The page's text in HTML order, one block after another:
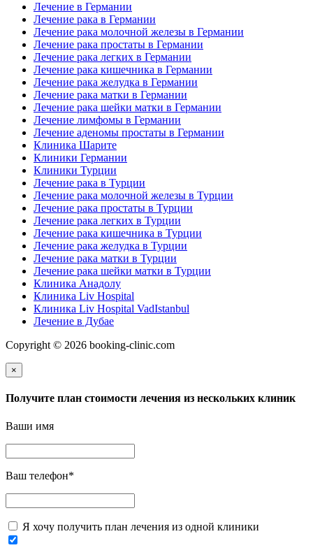
Лечение в Германии
Лечение рака в Германии
Лечение рака молочной железы в Германии
Лечение рака простаты в Германии
Лечение рака легких в Германии
Лечение рака кишечника в Германии
Лечение рака желудка в Германии
Лечение рака матки в Германии
Лечение рака шейки матки в Германии
Лечение лимфомы в Германии
Лечение аденомы простаты в Германии
Клиника Шарите
Клиники Германии
Клиники Турции
Лечение рака в Турции
Лечение рака молочной железы в Турции
Лечение рака простаты в Турции
Лечение рака легких в Турции
Лечение рака кишечника в Турции
Лечение рака желудка в Турции
Лечение рака матки в Турции
Лечение рака шейки матки в Турции
Клиника Анадолу
Клиника Liv Hospital
Клиника Liv Hospital VadIstanbul
Лечение в Дубае
Copyright © 2026 booking-clinic.com
×
Получите план стоимости лечения из нескольких клиник
Ваши имя
Ваш телефон*
Я хочу получить план лечения из одной клиники